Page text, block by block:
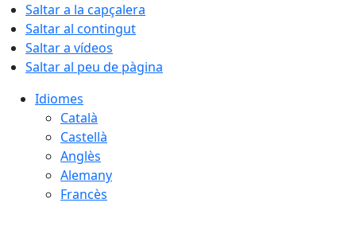
Saltar a la capçalera
Saltar al contingut
Saltar a vídeos
Saltar al peu de pàgina
Idiomes
Català
Castellà
Anglès
Alemany
Francès